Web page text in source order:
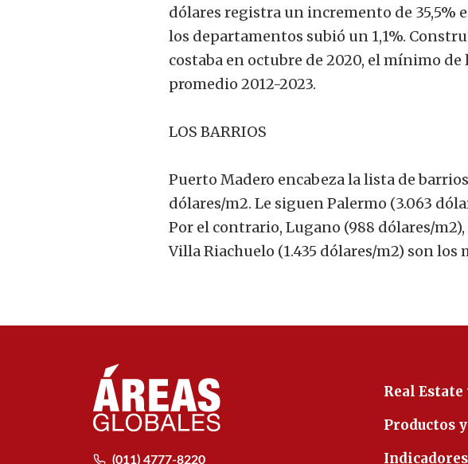
dólares registra un incremento de 35,5%
los departamentos subió un 1,1%.
costaba en octubre de 2020, el mínimo
promedio 2012-2023.
LOS BARRIOS
Puerto Madero encabeza la lista de
dólares/m2. Le siguen Palermo (3.063
Por el contrario, Lugano (988 dólares/
Villa Riachuelo (1.435 dólares/m2) son los
(011) 4777-8220
Real
Productos